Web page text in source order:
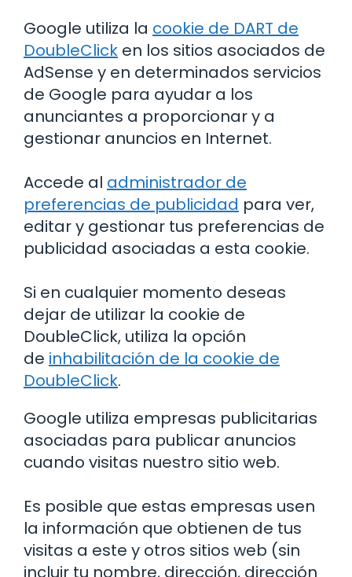
Google utiliza la cookie de DART de
DoubleClick en los sitios asociados de
AdSense y en determinados servicios
de Google para ayudar a los
anunciantes a proporcionar y a
gestionar anuncios en Internet.
Accede al administrador de
preferencias de publicidad para ver,
editar y gestionar tus preferencias de
publicidad asociadas a esta cookie.
Si en cualquier momento deseas
dejar de utilizar la cookie de
DoubleClick, utiliza la opción
de inhabilitación de la cookie de
DoubleClick.
Google utiliza empresas publicitarias
asociadas para publicar anuncios
cuando visitas nuestro sitio web.
Es posible que estas empresas usen
la información que obtienen de tus
visitas a este y otros sitios web (sin
incluir tu nombre, dirección, dirección